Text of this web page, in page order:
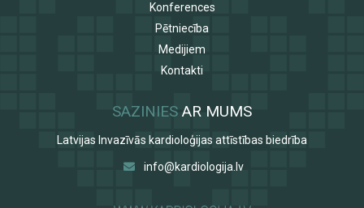
Konferences
Pētniecība
Medijiem
Kontakti
SAZINIES AR MUMS
Latvijas Invazīvās kardioloģijas attīstības biedrība
info@kardiologija.lv